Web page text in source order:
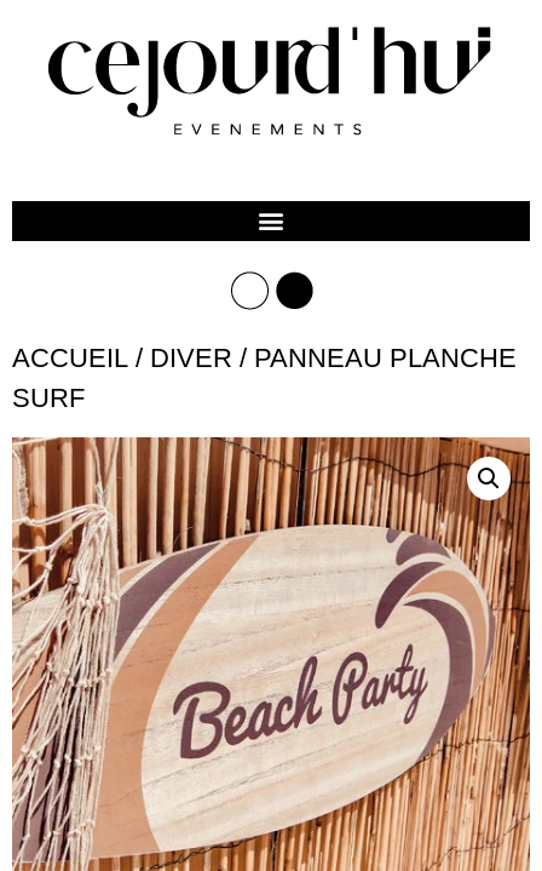
ACCUEIL / DIVER / PANNEAU PLANCHE
SURF